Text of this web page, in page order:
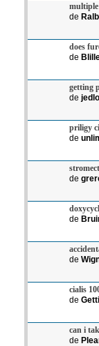
de
does
de
getting
de
priligy
de
de
de
de
cialis
de
can i
de